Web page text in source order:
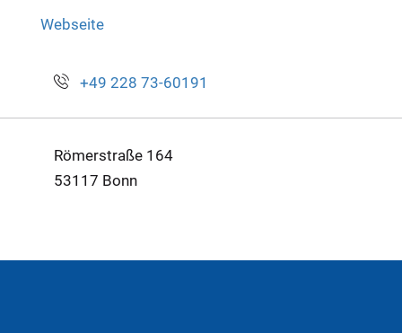
Webseite
+49 228 73-60191
Römerstraße 164
53117 Bonn